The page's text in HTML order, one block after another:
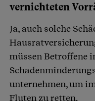
vernichteten
Ja, auch solche
müssen Betroffene
unternehmen, um
Fluten zu retten.